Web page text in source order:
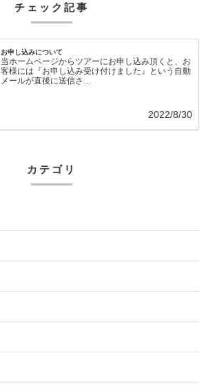
チェック記事
お申し込みについて
当ホームページからツアーにお申し込み頂くと、お
客様には『お申し込み受け付けました』という自動
メールが直後に送信さ…
2022/8/30
カテゴリ